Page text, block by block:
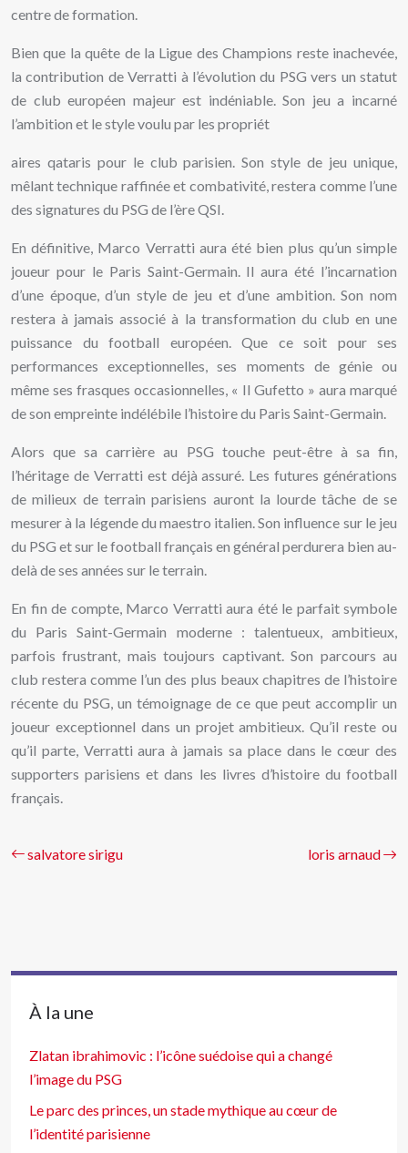
centre de formation.
Bien que la quête de la Ligue des Champions reste inachevée,
la contribution de Verratti à l’évolution du PSG vers un statut
de club européen majeur est indéniable. Son jeu a incarné
l’ambition et le style voulu par les propriét
aires qataris pour le club parisien. Son style de jeu unique,
mêlant technique raffinée et combativité, restera comme l’une
des signatures du PSG de l’ère QSI.
En définitive, Marco Verratti aura été bien plus qu’un simple
joueur pour le Paris Saint-Germain. Il aura été l’incarnation
d’une époque, d’un style de jeu et d’une ambition. Son nom
restera à jamais associé à la transformation du club en une
puissance du football européen. Que ce soit pour ses
performances exceptionnelles, ses moments de génie ou
même ses frasques occasionnelles, « Il Gufetto » aura marqué
de son empreinte indélébile l’histoire du Paris Saint-Germain.
Alors que sa carrière au PSG touche peut-être à sa fin,
l’héritage de Verratti est déjà assuré. Les futures générations
de milieux de terrain parisiens auront la lourde tâche de se
mesurer à la légende du maestro italien. Son influence sur le jeu
du PSG et sur le football français en général perdurera bien au-
delà de ses années sur le terrain.
En fin de compte, Marco Verratti aura été le parfait symbole
du Paris Saint-Germain moderne : talentueux, ambitieux,
parfois frustrant, mais toujours captivant. Son parcours au
club restera comme l’un des plus beaux chapitres de l’histoire
récente du PSG, un témoignage de ce que peut accomplir un
joueur exceptionnel dans un projet ambitieux. Qu’il reste ou
qu’il parte, Verratti aura à jamais sa place dans le cœur des
supporters parisiens et dans les livres d’histoire du football
français.
salvatore sirigu loris arnaud
À la une
Zlatan ibrahimovic : l’icône suédoise qui a changé
l’image du PSG
Le parc des princes, un stade mythique au cœur de
l’identité parisienne